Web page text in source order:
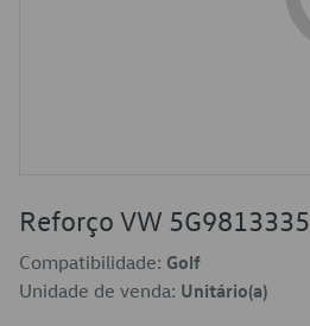
Reforço VW 5G9813335
Compatibilidade: Golf
Unidade de venda: Unitário(a)